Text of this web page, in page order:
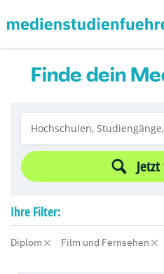
Finde dein
Ihre Filter:
Diplom Film und Fernsehen